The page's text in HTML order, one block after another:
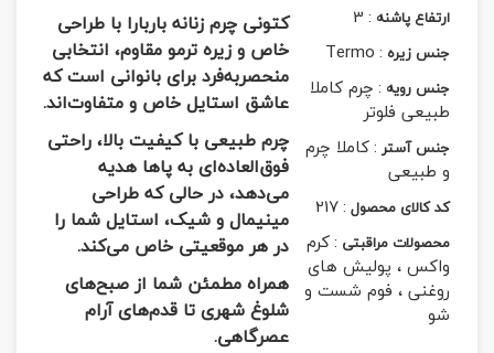
ارتفاع پاشنه :
3
جنس زیره :
Termo
جنس رویه :چرم کاملا
طبیعی فلوتر
جنس آستر :کاملا چرم
و طبیعی
کد کالای محصول :
217
محصولات مراقبتی :کرم
واکس ، پولیش های
روغنی ، فوم شست و
شو
کتونی چرم زنانه باربارا با طراحی
خاص و زیره ترمو مقاوم، انتخابی
منحصربه‌فرد برای بانوانی است که
عاشق استایل خاص و متفاوت‌اند.
چرم طبیعی با کیفیت بالا، راحتی
فوق‌العاده‌ای به پاها هدیه
می‌دهد، در حالی که طراحی
مینیمال و شیک، استایل شما را
در هر موقعیتی خاص می‌کند.
همراه مطمئن شما از صبح‌های
شلوغ شهری تا قدم‌های آرام
عصرگاهی.